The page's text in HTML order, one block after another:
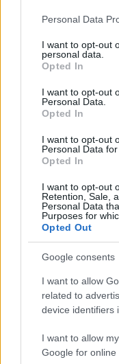
Please note that this
not limited to your
grant or deny
use your data for
consent section.
Personal Data
I want to opt-out
personal data.
Opted In
I want to opt-out
Personal Data.
Opted In
I want to opt-out
Personal Data
Opted In
I want to opt-out
Retention, Sale,
Personal Data
Purposes for
Opted Out
Google consents
I want to allow
related to
device identifiers
I want to allow
Google for online
Nadrág: MyProtein
Póló: H&M